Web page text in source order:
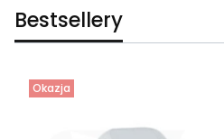
Bestsellery
Okazja